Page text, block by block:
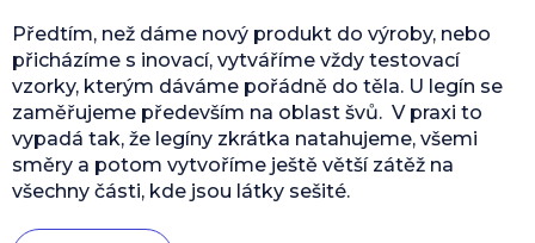
Předtím, než dáme nový produkt do výroby, nebo
přicházíme s inovací, vytváříme vždy testovací
vzorky, kterým dáváme pořádně do těla. U legín se
zaměřujeme především na oblast švů. V praxi to
vypadá tak, že legíny zkrátka natahujeme, všemi
směry a potom vytvoříme ještě větší zátěž na
všechny části, kde jsou látky sešité.